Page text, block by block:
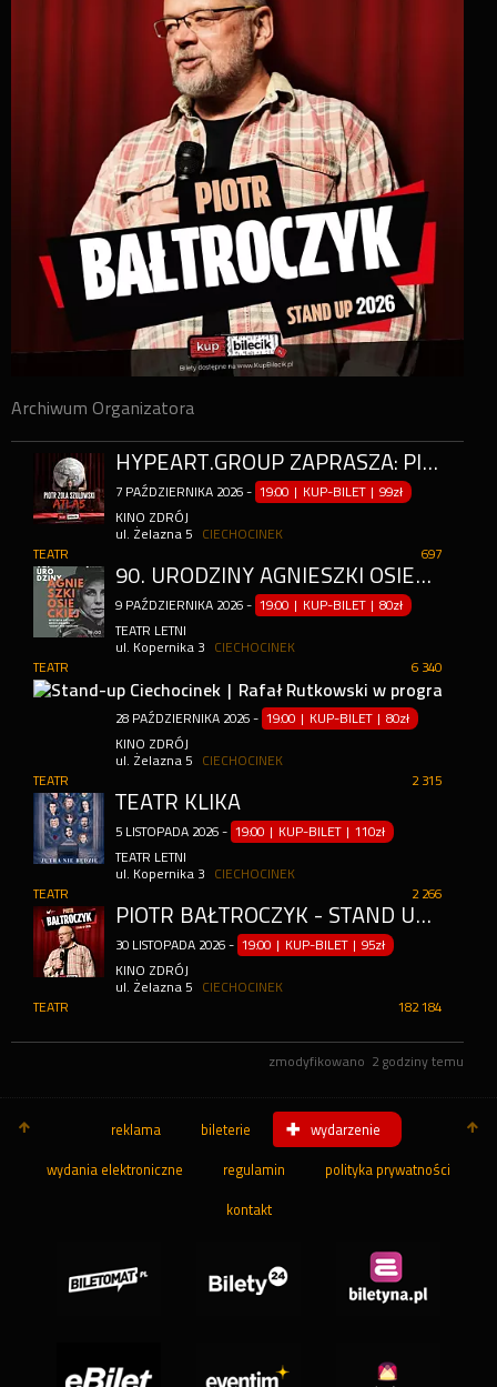
Archiwum Organizatora
HYPEART.GROUP ZAPRASZA: PIOTR ZOLA SZULOWSKI W PROGRAMIE ATLAS [STAND-UP]
7 PAŹDZIERNIKA 2026 - 19:00 | KUP-BILET |99zł
KINO ZDRÓJ
ul. Żelazna 5
CIECHOCINEK
697
TEATR
90. URODZINY AGNIESZKI OSIECKIEJ - WROCŁAWSKA SCENA POD REGAŁEM
9 PAŹDZIERNIKA 2026 - 19:00 | KUP-BILET |80zł
TEATR LETNI
ul. Kopernika 3
CIECHOCINEK
6 340
TEATR
28 PAŹDZIERNIKA 2026 - 19:00 | KUP-BILET |80zł
KINO ZDRÓJ
ul. Żelazna 5
CIECHOCINEK
2 315
TEATR
TEATR KLIKA
5 LISTOPADA 2026 - 19:00 | KUP-BILET |110zł
TEATR LETNI
ul. Kopernika 3
CIECHOCINEK
2 266
TEATR
PIOTR BAŁTROCZYK - STAND UP 2026
30 LISTOPADA 2026 - 19:00 | KUP-BILET |95zł
KINO ZDRÓJ
ul. Żelazna 5
CIECHOCINEK
182 184
TEATR
zmodyfikowano 2 godziny temu
reklama bileterie wydarzenie
wydania elektroniczne regulamin polityka prywatności
kontakt